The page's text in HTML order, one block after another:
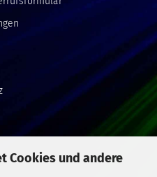
Cookies und andere